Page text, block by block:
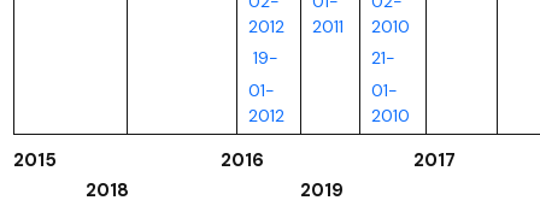
2012
19-
01-
2012
2011
2010
21-
01-
2010
2015 2016 2017
2018
2019